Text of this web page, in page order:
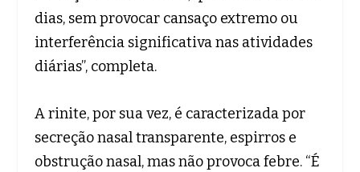
dias, sem provocar cansaço extremo ou
interferência significativa nas atividades
diárias”, completa.
A rinite, por sua vez, é caracterizada por
secreção nasal transparente, espirros e
obstrução nasal, mas não provoca febre. “É